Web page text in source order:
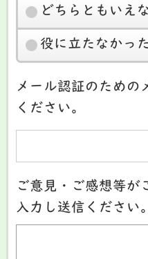
どちらともいえ
役に立たなかった
メール認証のための
ください。
ご意見・ご感想等が
入力し送信ください。